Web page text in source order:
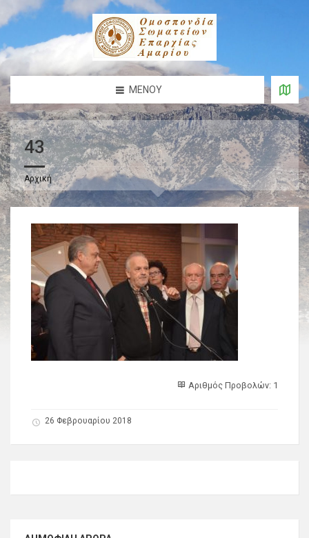
ΜΕΝΟΎ
43
Αρχική
Αριθμός Προβολών: 1
26 Φεβρουαρίου 2018